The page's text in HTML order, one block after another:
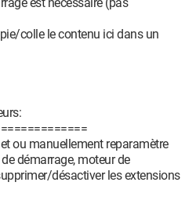
colle le contenu ici dans un
ou manuellement reparamètre
démarrage, moteur de
désactiver les extensions